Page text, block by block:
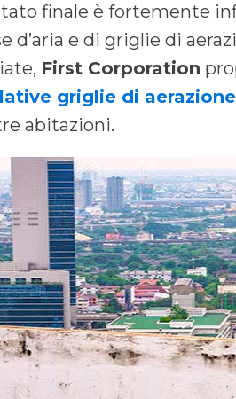
finale è fortemente
d’aria e di griglie di
First Corporation
griglie di aerazione
abitazioni.